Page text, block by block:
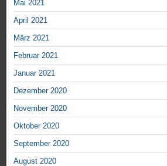
Mai 2021
April 2021
März 2021
Februar 2021
Januar 2021
Dezember 2020
November 2020
Oktober 2020
September 2020
August 2020